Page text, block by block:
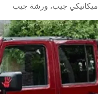
ميكانيكي جيب، ورشة جيب